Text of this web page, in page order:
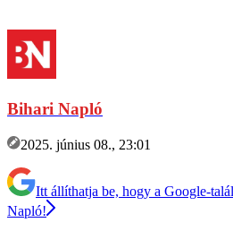
Bihari Napló
2025. június 08., 23:01
Itt állíthatja be, hogy a Google-
Napló!